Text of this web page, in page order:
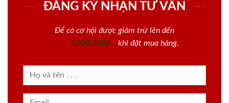
ĐĂNG KÝ NHẬN TƯ VẤN
Để có cơ hội được giảm trừ lên đến
1.000.000đ
khi đặt mua hàng.